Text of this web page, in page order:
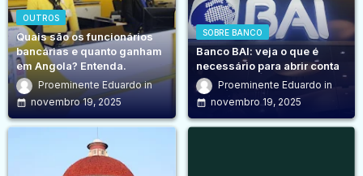
OUTROS
Quais são os funcionários
bancárias e quanto ganham
em Angola? Entenda.
Proeminente Eduardo
novembro 19, 2025
SOBRE BANCO
Banco BAI: veja o que é
necessário para abrir conta
Proeminente Eduardo
novembro 19, 2025